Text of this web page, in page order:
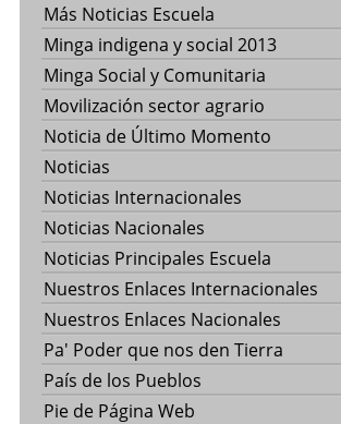
Más Noticias Escuela
Minga indigena y social 2013
Minga Social y Comunitaria
Movilización sector agrario
Noticia de Último Momento
Noticias
Noticias Internacionales
Noticias Nacionales
Noticias Principales Escuela
Nuestros Enlaces Internacionales
Nuestros Enlaces Nacionales
Pa' Poder que nos den Tierra
País de los Pueblos
Pie de Página Web